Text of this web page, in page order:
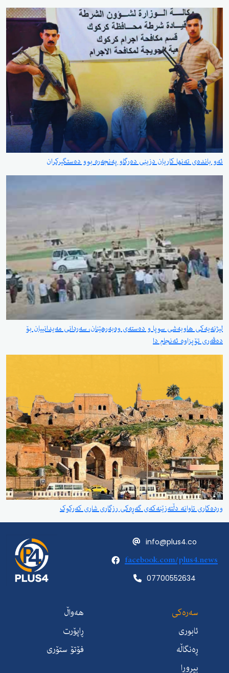
ئەو باندەی تەنها کاریان دزینی دەرگاو پەنجەرە بوو دەستگیرکران
لیژنەیەکی هاوبەشی سوپا و دەستەی وەبەرهێنان، سەردانی مەیدانییان بۆ
دەڤەری تۆپزاوە ئەنجام دا
وردەکاری تاوانە دڵتەزێنەکەی گەڕەکی رزگاری شاری کەرکوک
info@plus4.co
facebook.com/plus4.news
07700552634
سەرەکی
هەواڵ
ئابوری
ڕاپۆرت
ڕەنگاڵە
فۆتۆ ستۆری
بیروڕا